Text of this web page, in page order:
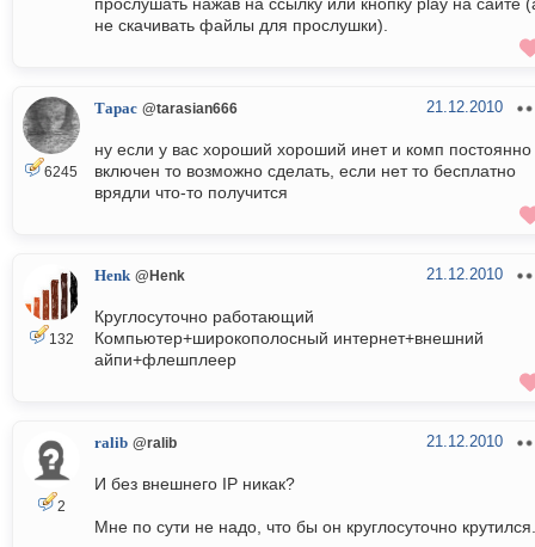
не скачивать файлы для прослушки).
6245
Тарас @tarasian666 21.12.2010
ну если у вас хороший хороший инет и комп постоянно
включен то возможно сделать, если нет то бесплатно
врядли что-то получится
132
Henk @Henk 21.12.2010
Круглосуточно работающий
Компьютер+широкополосный интернет+внешний
айпи+флешплеер
2
ralib @ralib 21.12.2010
И без внешнего IP никак?
Мне по сути не надо, что бы он круглосуточно крутился.